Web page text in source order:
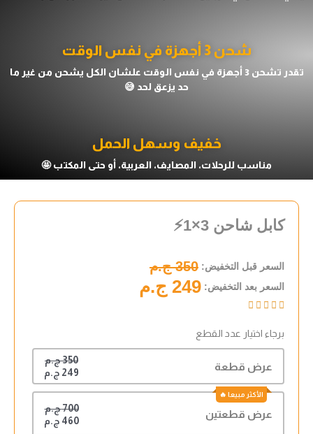
شحن 3 أجهزة في نفس الوقت
تقدر تشحن 3 أجهزة في نفس الوقت علشان الكل يشحن من غير ما
حد يزعق لحد 😅
خفيف وسهل الحمل
مناسب للرحلات، المصايف، العربية، أو حتى المكتب 🤩
كابل شاحن 3×1⚡
السعر قبل التخفيض: 350 ج.م
السعر بعد التخفيض: 249 ج.م





برجاء اختيار عدد القطع
عرض قطعة
350 ج.م
249 ج.م
عرض قطعتين
700 ج.م
460 ج.م